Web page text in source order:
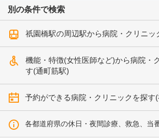
別の条件で検索
祇園橋駅の周辺駅から病院・クリニッ
機能・特徴(女性医師など)から病院・
す(通町筋駅)
予約ができる病院・クリニックを探す
各都道府県の休日・夜間診療、救急、当